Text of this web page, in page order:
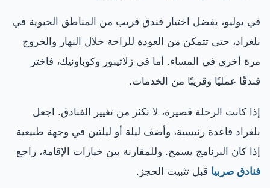
في يوليو، يفضل اختيار فندق قريب من المناطق الحيوية في
بلغراد، حتى تتمكن من العودة للراحة خلال النهار والخروج
مرة أخرى في المساء. أما في زلاتيبور وكوباونيك، فاختر
فندقًا عمليًا وقريبًا من الخدمات.
إذا كانت الرحلة قصيرة، لا تكثر من تغيير الفنادق. اجعل
بلغراد قاعدة رئيسية، وأضف ليلة أو ليلتين في وجهة طبيعية
إذا كان البرنامج يسمح. وللمقارنة بين خيارات الإقامة، راجع
فنادق صربيا قبل تثبيت الحجز.